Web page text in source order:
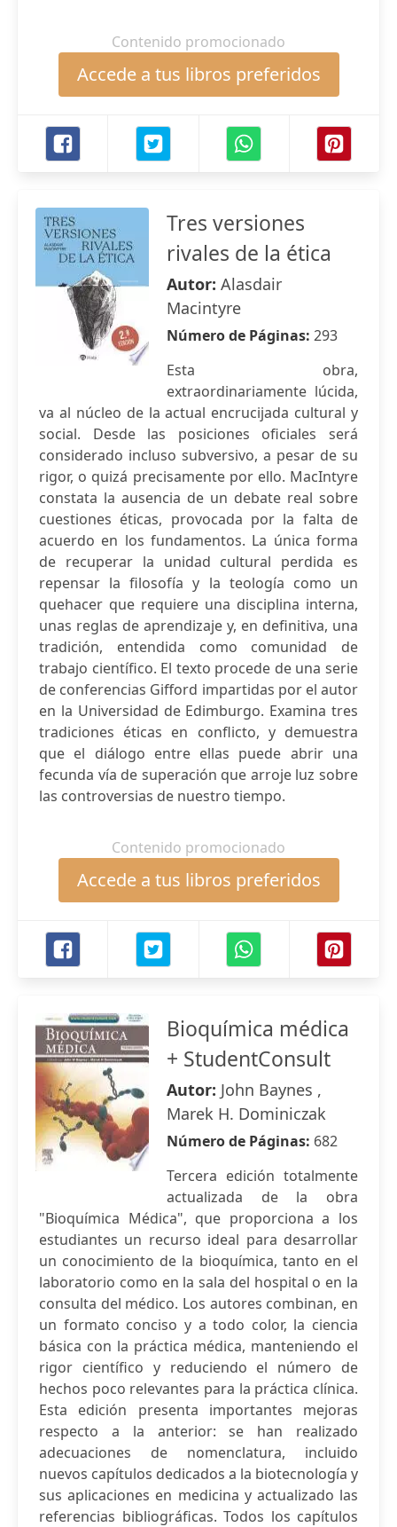
Contenido promocionado
Accede a tus libros preferidos
Tres versiones
rivales de la ética
Autor: Alasdair
Macintyre
Número de Páginas: 293
Esta obra,
extraordinariamente lúcida,
va al núcleo de la actual encrucijada cultural y
social. Desde las posiciones oficiales será
considerado incluso subversivo, a pesar de su
rigor, o quizá precisamente por ello. MacIntyre
constata la ausencia de un debate real sobre
cuestiones éticas, provocada por la falta de
acuerdo en los fundamentos. La única forma
de recuperar la unidad cultural perdida es
repensar la filosofía y la teología como un
quehacer que requiere una disciplina interna,
unas reglas de aprendizaje y, en definitiva, una
tradición, entendida como comunidad de
trabajo científico. El texto procede de una serie
de conferencias Gifford impartidas por el autor
en la Universidad de Edimburgo. Examina tres
tradiciones éticas en conflicto, y demuestra
que el diálogo entre ellas puede abrir una
fecunda vía de superación que arroje luz sobre
las controversias de nuestro tiempo.
Contenido promocionado
Accede a tus libros preferidos
Bioquímica médica
+ StudentConsult
Autor: John Baynes ,
Marek H. Dominiczak
Número de Páginas: 682
Tercera edición totalmente
actualizada de la obra
"Bioquímica Médica", que proporciona a los
estudiantes un recurso ideal para desarrollar
un conocimiento de la bioquímica, tanto en el
laboratorio como en la sala del hospital o en la
consulta del médico. Los autores combinan, en
un formato conciso y a todo color, la ciencia
básica con la práctica médica, manteniendo el
rigor científico y reduciendo el número de
hechos poco relevantes para la práctica clínica.
Esta edición presenta importantes mejoras
respecto a la anterior: se han realizado
adecuaciones de nomenclatura, incluido
nuevos capítulos dedicados a la biotecnología y
sus aplicaciones en medicina y actualizado las
referencias bibliográficas. Todos los capítulos